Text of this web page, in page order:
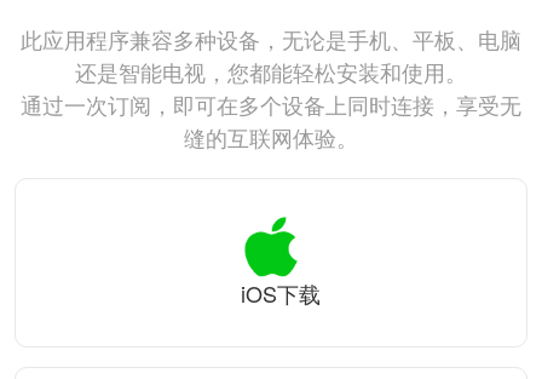
此应用程序兼容多种设备，无论是手机、平板、电脑
还是智能电视，您都能轻松安装和使用。
通过一次订阅，即可在多个设备上同时连接，享受无
缝的互联网体验。
iOS下载